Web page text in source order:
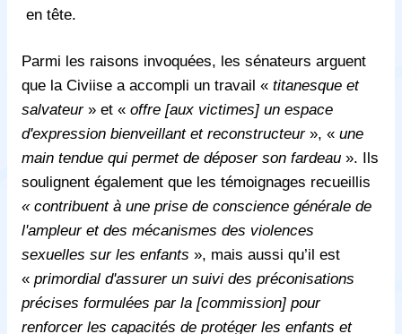
en tête.
Parmi les raisons invoquées, les sénateurs arguent
que la Civiise a accompli un travail « titanesque et
salvateur» et « offre [aux victimes] un espace
d'expression bienveillant et reconstructeur», « une
main tendue qui permet de déposer son fardeau ». Ils
soulignent également que les témoignages recueillis
« contribuent à une prise de conscience générale de
l'ampleur et des mécanismes des violences
sexuelles sur les enfants », mais aussi qu’il est
« primordial d'assurer un suivi des préconisations
précises formulées par la [commission] pour
renforcer les capacités de protéger les enfants et